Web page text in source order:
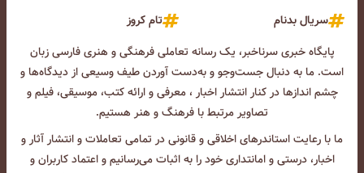
سریال بدنام
تام کروز
پایگاه خبری سرناخبر، یک رسانه تعاملی فرهنگی و هنری فارسی زبان
است. ما به دنبال جست‌و‌جو و به‌دست آوردن طیف وسیعی از دیدگاه‌ها و
چشم انداز‌ها در کنار انتشار اخبار ، معرفی و ارائه کتب، موسیقی، فیلم و
تصاویر مرتبط با فرهنگ و هنر هستیم.
ما با رعایت استاندرهای اخلاقی و قانونی در تمامی تعاملات و انتشار آثار و
اخبار، درستی و امانتداری خود را به اثبات می‌رسانیم و اعتماد کاربران و